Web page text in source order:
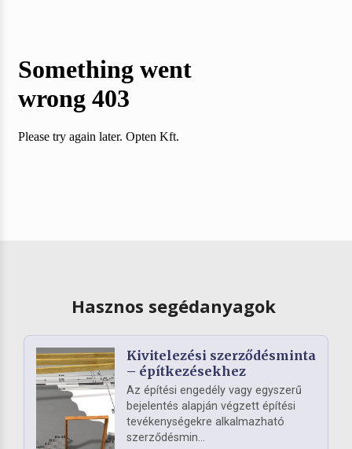
Hasznos segédanyagok
Kivitelezési szerződésminta
– építkezésekhez
Az építési engedély vagy egyszerű
bejelentés alapján végzett építési
tevékenységekre alkalmazható
szerződésmin...